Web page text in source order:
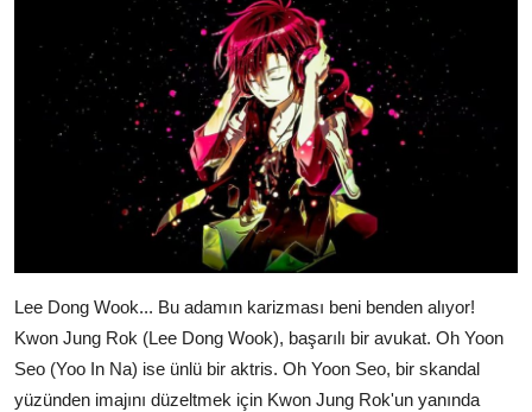
Lee Dong Wook... Bu adamın karizması beni benden alıyor!
Kwon Jung Rok (Lee Dong Wook), başarılı bir avukat. Oh Yoon
Seo (Yoo In Na) ise ünlü bir aktris. Oh Yoon Seo, bir skandal
yüzünden imajını düzeltmek için Kwon Jung Rok'un yanında